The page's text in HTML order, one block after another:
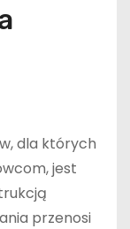
dla których
jest
przenosi